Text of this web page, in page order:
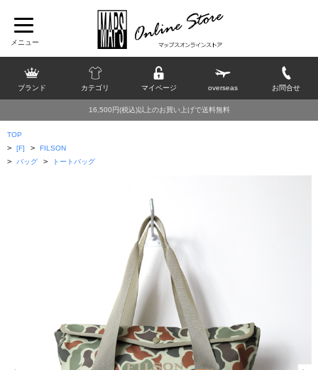
ブランド カテゴリ マイページ overseas お問合せ
16,500円(税込)以上のお買い上げで送料無料
TOP
> [F] > FILSON
> バッグ > トートバッグ